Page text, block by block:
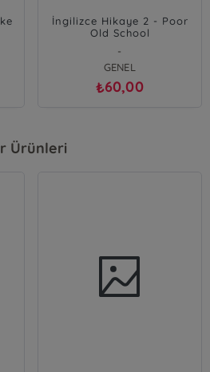
İngilizce Hikaye 2 - Poor
Old School
-
GENEL
₺60,00
Ürünleri